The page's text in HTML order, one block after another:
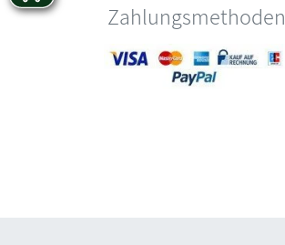
Zahlungsmethoden